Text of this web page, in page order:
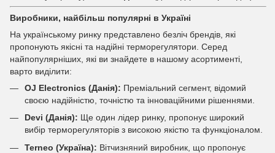
Виробники, найбільш популярні в Україні
На українському ринку представлено безліч брендів, які
пропонують якісні та надійні терморегулятори. Серед
найпопулярніших, які ви знайдете в нашому асортименті,
варто виділити:
OJ Electronics (Данія): Преміальний сегмент, відомий
своєю надійністю, точністю та інноваційними рішеннями.
Devi (Данія): Ще один лідер ринку, пропонує широкий
вибір терморегуляторів з високою якістю та функціоналом.
Terneo (Україна): Вітчизняний виробник, що пропонує